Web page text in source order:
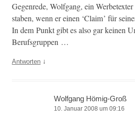
Gegenrede, Wolf­gang, ein
staben, wenn er einen ‘Claim’ für
In dem Punkt gibt es also gar keinen
Berufsgruppen …
Antworten ↓
Wolfgang Hömig-Groß
10. Januar 2008 um 09:16